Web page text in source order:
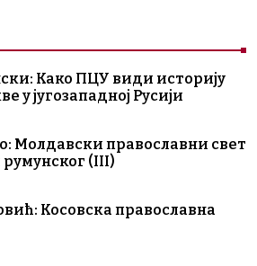
Како ПЦУ види историју
у југозападној Русији
Молдавски православни свет
румунског (III)
Косовска православна